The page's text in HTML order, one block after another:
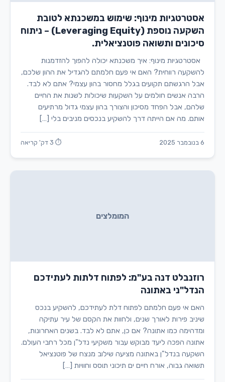
אסטרטגיות מינוף: שימוש במשכנתא לטובת
השקעה נוספת (Leveraging Equity) – ניתוח
סיכונים ותשואה פוטנציאלית.
אסטרטגיות מינוף: איך משכנתא יכולה להפוך להזדמנות
להשקעה רווחית? האם אי פעם חלמתם להגדיל את ההון שלכם,
אבל הרגשתם תקועים בגלל מחסור בהון עצמי? אתם לא לבד.
הרבה אנשים חולמים על השקעות שיכולות לשנות את החיים
שלהם, אבל הפחד מסיכון והצורך בהון עצמי גדול מרתיעים
אותם. מה אם הייתה דרך להשקיע בנכסים מניבים בלי […]
6 בנובמבר 2025 ⏱ 3 דק' קריאה
המומלצים
רוזנבלט דנה בע"מ: לפתוח דלתות לעתידכם
הנדל"ני באתונה
האם אי פעם חלמתם לפתוח דלת לעתידכם, להשקיע בנכס
שיניב פירות לאורך שנים, ולחוות את הקסם של עיר עתיקה
ומדהימה כמו אתונה? אם כן, אתם לא לבד. בשנים האחרונות,
אתונה הפכה ליעד מבוקש עבור משקיעי נדל"ן מכל רחבי העולם.
השקעה בנדל"ן באתונה מציעה שילוב מנצח של פוטנציאל
תשואה גבוה, אורח חיים ים תיכוני תוסס וחוויות […]